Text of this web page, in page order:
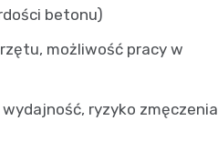
betonu)
możliwość pracy w
wydajność, ryzyko zmęczenia